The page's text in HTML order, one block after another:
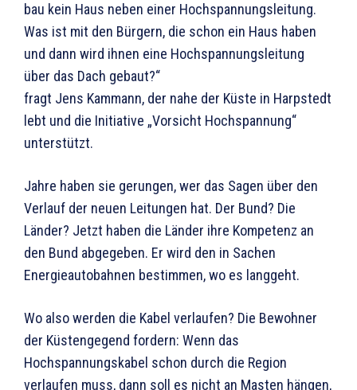
bau kein Haus neben einer Hochspannungsleitung.
Was ist mit den Bürgern, die schon ein Haus haben
und dann wird ihnen eine Hochspannungsleitung
über das Dach gebaut?“
fragt Jens Kammann, der nahe der Küste in Harpstedt
lebt und die Initiative „Vorsicht Hochspannung“
unterstützt.
Jahre haben sie gerungen, wer das Sagen über den
Verlauf der neuen Leitungen hat. Der Bund? Die
Länder? Jetzt haben die Länder ihre Kompetenz an
den Bund abgegeben. Er wird den in Sachen
Energieautobahnen bestimmen, wo es langgeht.
Wo also werden die Kabel verlaufen? Die Bewohner
der Küstengegend fordern: Wenn das
Hochspannungskabel schon durch die Region
verlaufen muss, dann soll es nicht an Masten hängen,